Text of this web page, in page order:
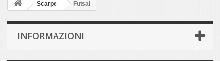
Scarpe Futsal
INFORMAZIONI